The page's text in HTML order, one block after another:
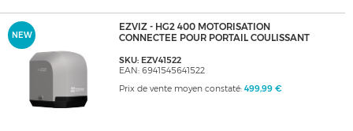
NEW
EZVIZ - HG2 400 MOTORISATION
CONNECTEE POUR PORTAIL COULISSANT
SKU: EZV41522
EAN: 6941545641522
Prix de vente moyen constaté: 499,99 €